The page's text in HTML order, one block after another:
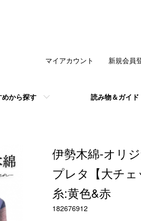
めから探す 読み物＆ガイド
マイアカウント 新規会員
伊勢木綿-オリ
プレタ【大チ
糸:黄色&赤
182676912